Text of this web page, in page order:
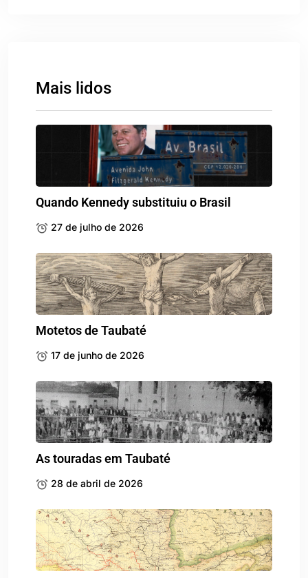
Mais lidos
Quando Kennedy substituiu o Brasil
27 de julho de 2026
Motetos de Taubaté
17 de junho de 2026
As touradas em Taubaté
28 de abril de 2026